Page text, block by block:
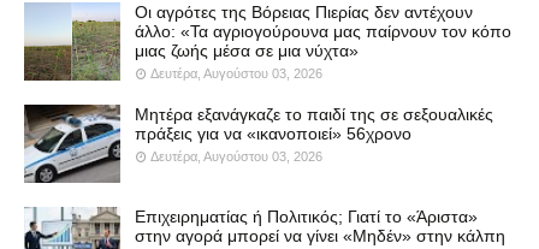
Οι αγρότες της Βόρειας Πιερίας δεν αντέχουν
άλλο: «Τα αγριογούρουνα μας παίρνουν τον κόπο
μιας ζωής μέσα σε μια νύχτα»
Δευτέρα, Αυγούστου 03, 2026
Μητέρα εξανάγκαζε το παιδί της σε σεξουαλικές
πράξεις για να «ικανοποιεί» 56χρονο
Δευτέρα, Αυγούστου 03, 2026
Επιχειρηματίας ή Πολιτικός; Γιατί το «Άριστα»
στην αγορά μπορεί να γίνει «Μηδέν» στην κάλπη